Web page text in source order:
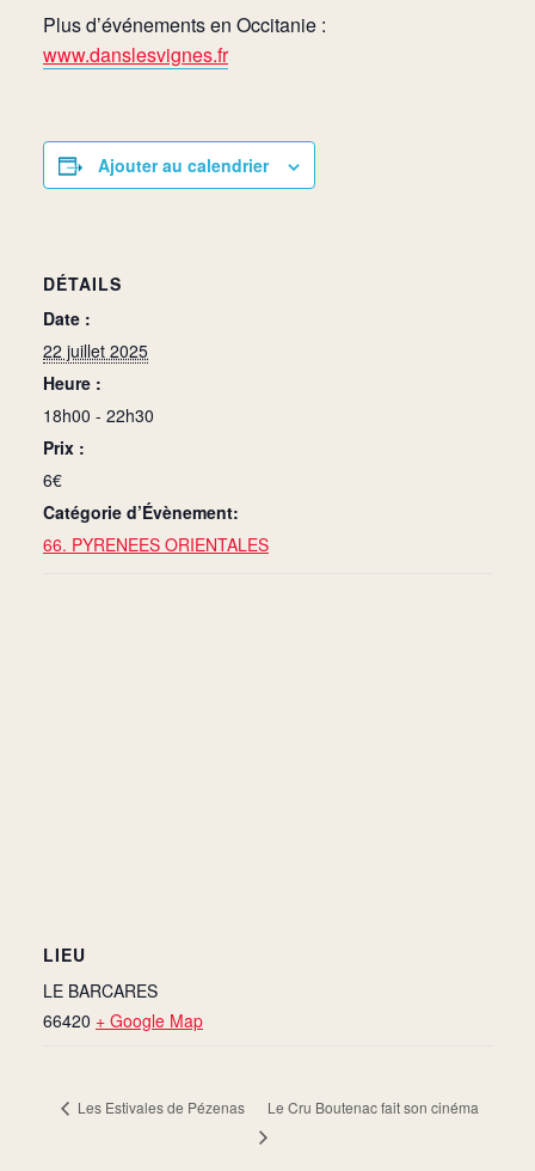
Plus d’événements en Occitanie :
www.danslesvignes.fr
Ajouter au calendrier
DÉTAILS
Date :
22 juillet 2025
Heure :
18h00 - 22h30
Prix :
6€
Catégorie d’Évènement:
66. PYRENEES ORIENTALES
LIEU
LE BARCARES
66420 + Google Map
Les Estivales de Pézenas Le Cru Boutenac fait son cinéma